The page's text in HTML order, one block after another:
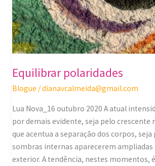
Equilibrar polaridades
Blogue /dianavcalmeida@gmail.com
Lua Nova_16 outubro 2020 A atual
por demais evidente, seja pelo crescente
que acentua a separação dos corpos, seja
sombras internas aparecerem ampliadas
exterior. A tendência, nestes momentos,